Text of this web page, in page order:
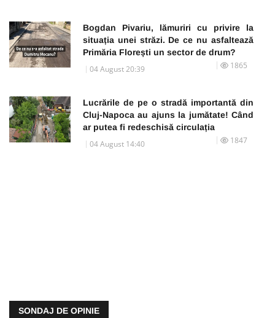
Bogdan Pivariu, lămuriri cu privire la
situația unei străzi. De ce nu asfaltează
Primăria Florești un sector de drum?
04 August 20:39 1865
Lucrările de pe o stradă importantă din
Cluj-Napoca au ajuns la jumătate! Când
ar putea fi redeschisă circulația
04 August 14:40 1847
SONDAJ DE OPINIE